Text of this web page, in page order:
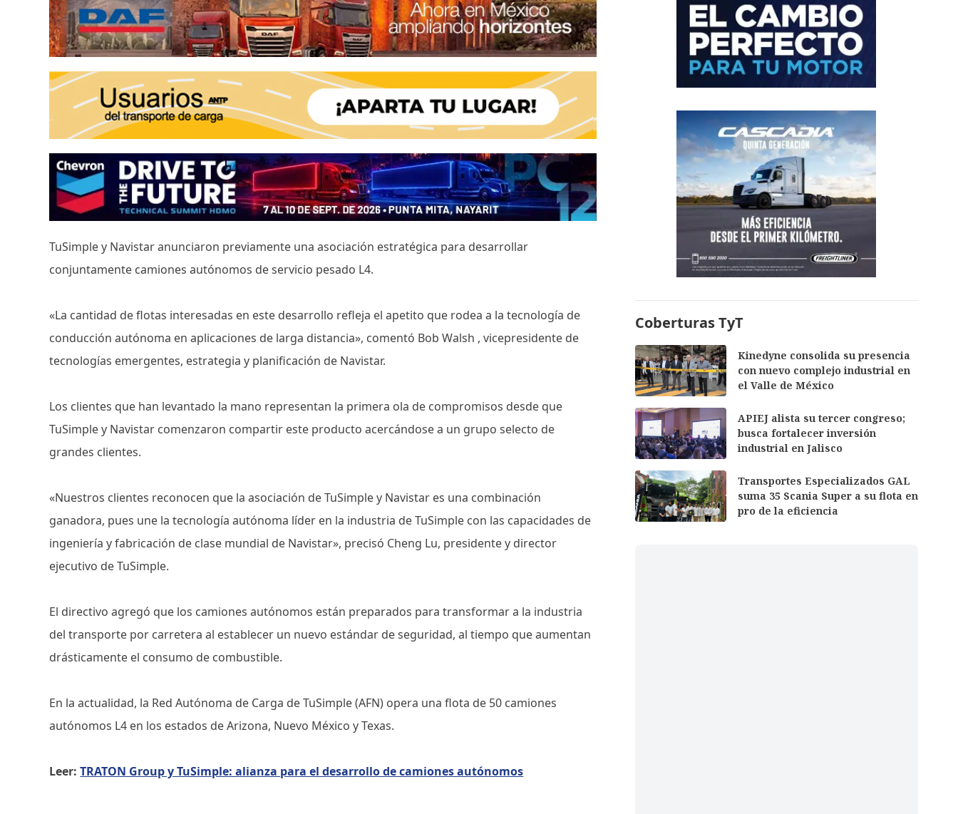
TuSimple y Navistar anunciaron previamente una asociación estratégica para desarrollar
conjuntamente camiones autónomos de servicio pesado L4.
«La cantidad de flotas interesadas en este desarrollo refleja el apetito que rodea a la tecnología de
conducción autónoma en aplicaciones de larga distancia», comentó Bob Walsh , vicepresidente de
tecnologías emergentes, estrategia y planificación de Navistar.
Los clientes que han levantado la mano representan la primera ola de compromisos desde que
TuSimple y Navistar comenzaron compartir este producto acercándose a un grupo selecto de
grandes clientes.
«Nuestros clientes reconocen que la asociación de TuSimple y Navistar es una combinación
ganadora, pues une la tecnología autónoma líder en la industria de TuSimple con las capacidades de
ingeniería y fabricación de clase mundial de Navistar», precisó Cheng Lu, presidente y director
ejecutivo de TuSimple.
El directivo agregó que los camiones autónomos están preparados para transformar a la industria
del transporte por carretera al establecer un nuevo estándar de seguridad, al tiempo que aumentan
drásticamente el consumo de combustible.
En la actualidad, la Red Autónoma de Carga de TuSimple (AFN) opera una flota de 50 camiones
autónomos L4 en los estados de Arizona, Nuevo México y Texas.
Leer:TRATON Group y TuSimple: alianza para el desarrollo de camiones autónomos
Coberturas TyT
Kinedyne consolida su presencia
con nuevo complejo industrial en
el Valle de México
APIEJ alista su tercer congreso;
busca fortalecer inversión
industrial en Jalisco
Transportes Especializados GAL
suma 35 Scania Super a su flota en
pro de la eficiencia